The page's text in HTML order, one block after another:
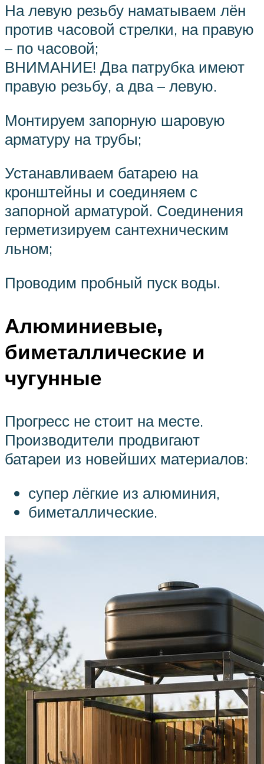
На левую резьбу наматываем лён
против часовой стрелки, на правую
– по часовой;
ВНИМАНИЕ! Два патрубка имеют
правую резьбу, а два – левую.
Монтируем запорную шаровую
арматуру на трубы;
Устанавливаем батарею на
кронштейны и соединяем с
запорной арматурой. Соединения
герметизируем сантехническим
льном;
Проводим пробный пуск воды.
Алюминиевые,
биметаллические и
чугунные
Прогресс не стоит на месте.
Производители продвигают
батареи из новейших материалов:
супер лёгкие из алюминия,
биметаллические.